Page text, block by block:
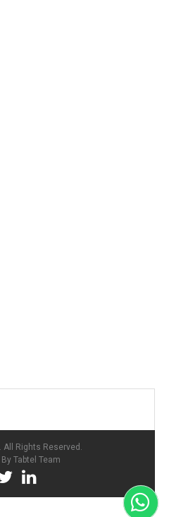
All Rights Reserved.
Tabtel Team